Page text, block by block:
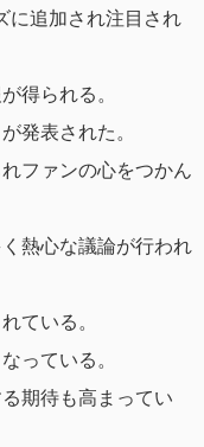
に追加され注目され
得られる。
発表された。
ファンの心をつかん
熱心な議論が行われ
ている。
っている。
期待も高まってい